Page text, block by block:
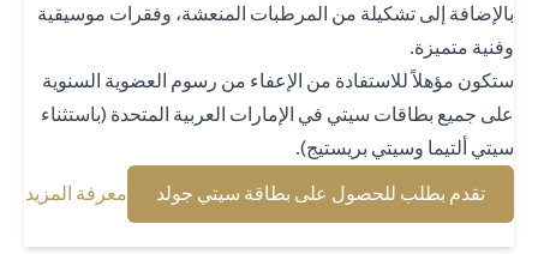
إلى تشكيلة من المرطبات المنعشة، وفقرات موسيقية
متميزة.
مؤهلاً للاستفادة من الإعفاء من رسوم العضوية السنوية
جميع بطاقات سيتي في الإمارات العربية المتحدة (باستثناء
ألتيما وسيتي بريستيج).
تقدم بطلب للحصول على بطاقة سيتي جولد opens in a new tab
معرفة المزيدtab